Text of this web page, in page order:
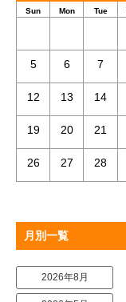
Sun Mon Tue
5 6 7
12 13 14
19 20 21
26 27 28
月別一覧
2026年8月